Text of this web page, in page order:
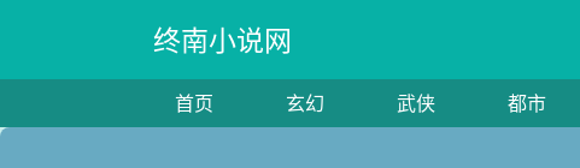
终南小说网
首页 玄幻 武侠 都市